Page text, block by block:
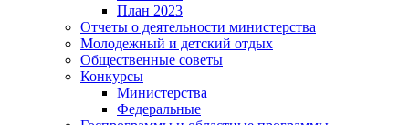
План 2023
Отчеты о деятельности министерства
Молодежный и детский отдых
Общественные советы
Конкурсы
Министерства
Федеральные